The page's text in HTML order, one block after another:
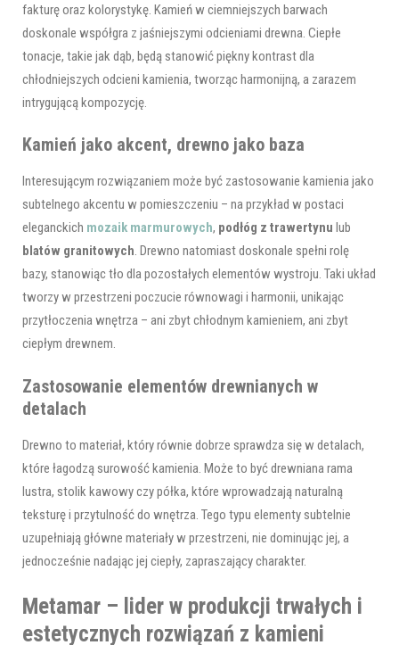
fakturę oraz kolorystykę. Kamień w ciemniejszych barwach
doskonale współgra z jaśniejszymi odcieniami drewna. Ciepłe
tonacje, takie jak dąb, będą stanowić piękny kontrast dla
chłodniejszych odcieni kamienia, tworząc harmonijną, a zarazem
intrygującą kompozycję.
Kamień jako akcent, drewno jako baza
Interesującym rozwiązaniem może być zastosowanie kamienia jako
subtelnego akcentu w pomieszczeniu – na przykład w postaci
eleganckich mozaik marmurowych, podłóg z trawertynu lub
blatów granitowych. Drewno natomiast doskonale spełni rolę
bazy, stanowiąc tło dla pozostałych elementów wystroju. Taki układ
tworzy w przestrzeni poczucie równowagi i harmonii, unikając
przytłoczenia wnętrza – ani zbyt chłodnym kamieniem, ani zbyt
ciepłym drewnem.
Zastosowanie elementów drewnianych w
detalach
Drewno to materiał, który równie dobrze sprawdza się w detalach,
które łagodzą surowość kamienia. Może to być drewniana rama
lustra, stolik kawowy czy półka, które wprowadzają naturalną
teksturę i przytulność do wnętrza. Tego typu elementy subtelnie
uzupełniają główne materiały w przestrzeni, nie dominując jej, a
jednocześnie nadając jej ciepły, zapraszający charakter.
Metamar – lider w produkcji trwałych i
estetycznych rozwiązań z kamieni